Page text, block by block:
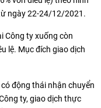
ngày 22-24/12/2021.
Công ty xuống còn
lệ. Mục đích giao dịch
động thái nhận chuyển
ty, giao dịch thực